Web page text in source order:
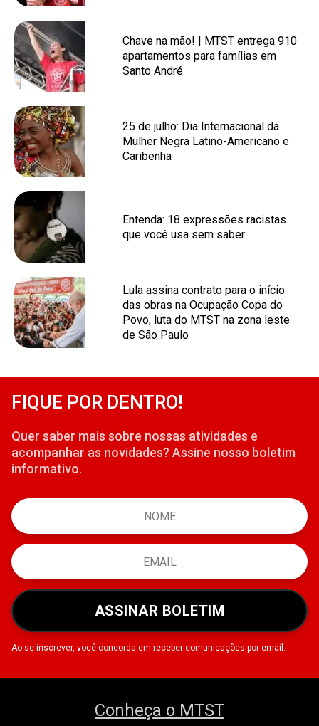
Chave na mão! | MTST entrega 910
apartamentos para famílias em
Santo André
25 de julho: Dia Internacional da
Mulher Negra Latino-Americano e
Caribenha
Entenda: 18 expressões racistas
que você usa sem saber
Lula assina contrato para o início
das obras na Ocupação Copa do
Povo, luta do MTST na zona leste
de São Paulo
FIQUE POR DENTRO!
Quer saber mais sobre nossas atividades e
acompanhar as novidades? Assine nosso boletim
informativo.
ASSINAR BOLETIM
Ao se inscrever, você concorda em receber comunicações por email.
Conheça o MTST